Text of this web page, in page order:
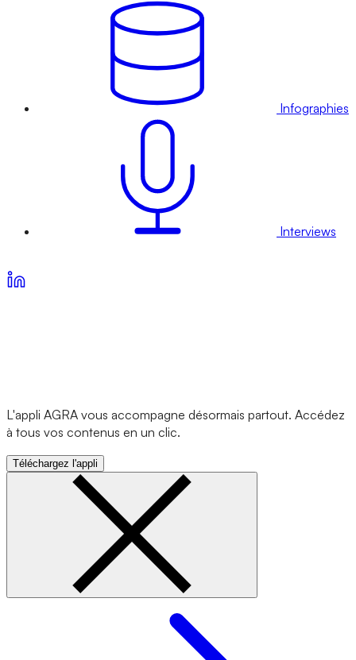
Infographies
Interviews
L'appli AGRA vous accompagne désormais partout. Accédez
à tous vos contenus en un clic.
Téléchargez l'appli